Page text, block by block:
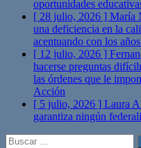
oportunidades
[ 28 julio, 2026 ] María
una deficiencia en la
acentuando con los
[ 12 julio, 2026 ]
hacerse preguntas
las órdenes que le
Acción
[ 5 julio, 2026 ] Laura
garantiza ningún
Buscar: